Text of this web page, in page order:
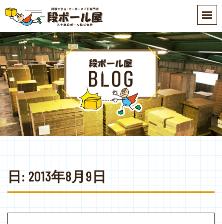
p
t
o
m
a
i
n
c
o
n
e
n
t
日:2013年8月9日